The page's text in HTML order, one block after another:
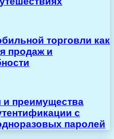
торговли как
продаж и
преимущества
с
паролей